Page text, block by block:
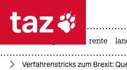
 taz zahl
taz zahl ich
rente
Verfahrenstricks zum Brexit: